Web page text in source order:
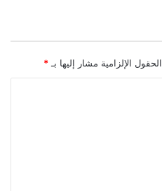
الحقول الإلزامية مشار إليها بـ *